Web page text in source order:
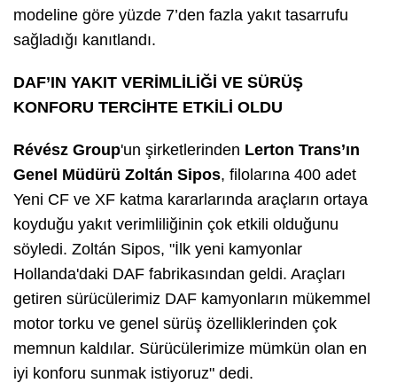
modeline göre yüzde 7’den fazla yakıt tasarrufu
sağladığı kanıtlandı.
DAF’IN YAKIT VERİMLİLİĞİ VE SÜRÜŞ
KONFORU TERCİHTE ETKİLİ OLDU
Révész Group'un şirketlerinden Lerton Trans’ın
Genel Müdürü Zoltán Sipos, filolarına 400 adet
Yeni CF ve XF katma kararlarında araçların ortaya
koyduğu yakıt verimliliğinin çok etkili olduğunu
söyledi. Zoltán Sipos, "İlk yeni kamyonlar
Hollanda'daki DAF fabrikasından geldi. Araçları
getiren sürücülerimiz DAF kamyonların mükemmel
motor torku ve genel sürüş özelliklerinden çok
memnun kaldılar. Sürücülerimize mümkün olan en
iyi konforu sunmak istiyoruz" dedi.